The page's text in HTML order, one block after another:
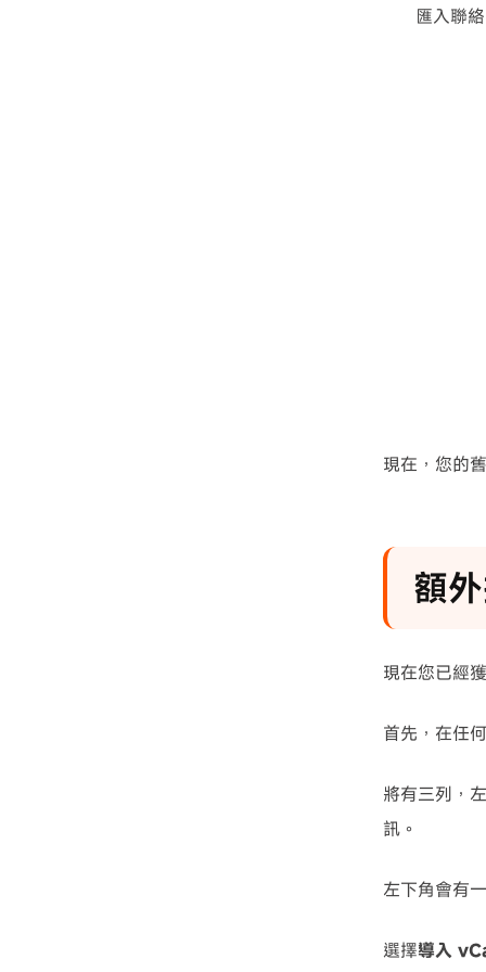
匯入聯
現在，您的
額
現在您已經
首先，在任
將有三列，
訊。
左下角會有
選擇導入